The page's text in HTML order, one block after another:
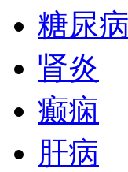
糖尿病
肾炎
癫痫
肝病